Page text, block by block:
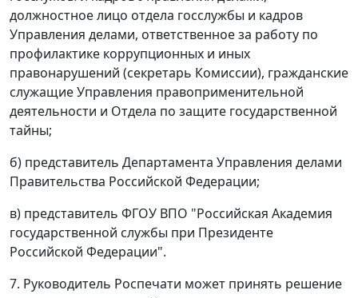
должностное лицо отдела госслужбы и кадров
Управления делами, ответственное за работу по
профилактике коррупционных и иных
правонарушений (секретарь Комиссии), гражданские
служащие Управления правоприменительной
деятельности и Отдела по защите государственной
тайны;
б) представитель Департамента Управления делами
Правительства Российской Федерации;
в) представитель ФГОУ ВПО "Российская Академия
государственной службы при Президенте
Российской Федерации".
7. Руководитель Роспечати может принять решение